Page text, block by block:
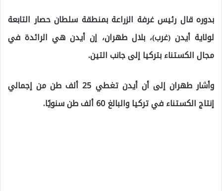
بدوره قال رئيس غرفة الزراعة بمنطقة سلطان حصار التابعة
لولاية أيدن (غرب)، بلال طهران، إن أيدن هي الرائدة في
مجال الكستناء بتركيا إلى جانب التين.
وأشار طهران إلى أن أيدن تغطي 25 ألف طن من إجمالي
إنتاج الكستناء في تركيا والبالغ 60 ألف طن سنويًا.